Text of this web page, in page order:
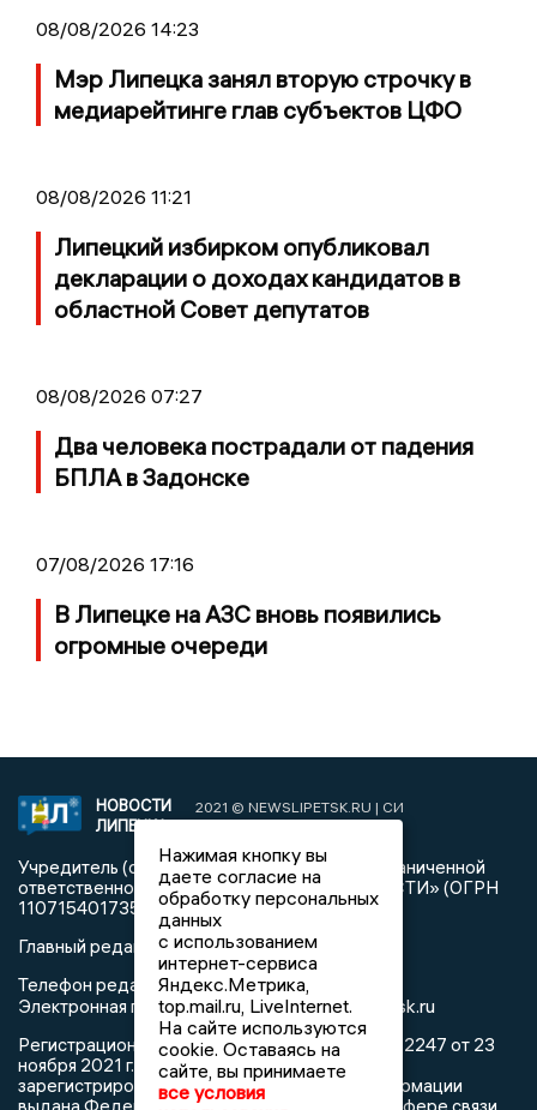
08/08/2026 14:23
Мэр Липецка занял вторую строчку в
медиарейтинге глав субъектов ЦФО
08/08/2026 11:21
Липецкий избирком опубликовал
декларации о доходах кандидатов в
областной Совет депутатов
08/08/2026 07:27
Два человека пострадали от падения
БПЛА в Задонске
07/08/2026 17:16
В Липецке на АЗС вновь появились
огромные очереди
НОВОСТИ
ЛИПЕЦКА
2021 © NEWSLIPETSK.RU | СИ
Учредитель (соучредители): Общество с ограниченной
ответственностью «РЕГИОНАЛЬНЫЕ НОВОСТИ» (ОГРН
1107154017354)
Главный редактор: Герцог Е.Г.
Телефон редакции: +7 903 699 9427
Электронная почта редакции:info@newslipetsk.ru
Регистрационный номер: серия Эл № ФС77-82247 от 23
ноября 2021 г. согласно выписке из реестра
зарегистрированных средств массовой информации
Нажимая кнопку вы
даете согласие на
обработку персональных
данных
с использованием
интернет-сервиса
Яндекс.Метрика,
top.mail.ru, LiveInternet.
На сайте используются
cookie. Оставаясь на
сайте, вы принимаете
все условия